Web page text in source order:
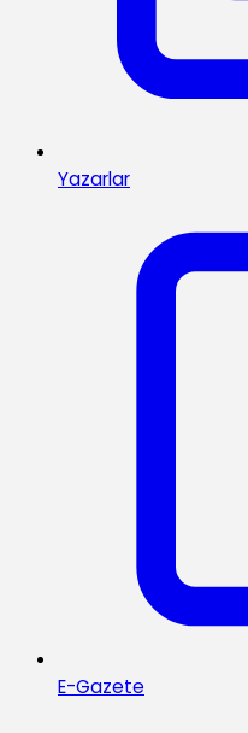
Yazarlar
E-Gazete